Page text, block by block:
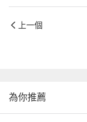
上一個
為你推薦